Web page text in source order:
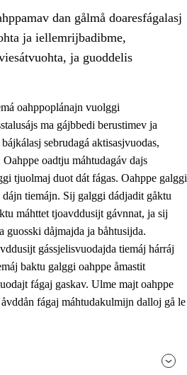
åvddånahttema ja ávddama hárráj
åvddånibme
hárráj
tiemá
dan gålmå doaresfágalasj
ja iellemrijbadibme,
ja guoddelis
oahppoplánajn vuolggi
ma gájbbedi berustimev ja
sebrudagá aktisasjvuodas,
oadtju máhtudagáv dajs
tjuolmaj duot dát fágas. Oahppe galggi
tiemájn. Sij galggi dádjadit gåktu
máhttet tjoavddusijt gávnnat, ja sij
guosski dåjmajda ja båhtusijda.
gássjelisvuodajda tiemáj hárráj
baktu galggi oahppe åmastit
fágaj gaskav. Ulme majt oahppe
fágaj máhtudakulmijn dalloj gå le